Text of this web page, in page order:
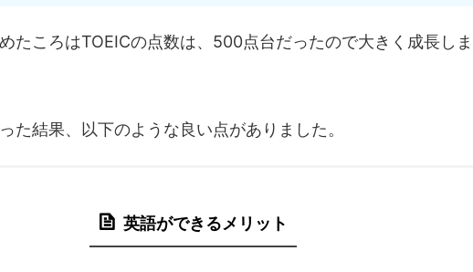
たころはTOEICの点数は、500点台だったので大きく成長しま
た結果、以下のような良い点がありました。
英語ができるメリット